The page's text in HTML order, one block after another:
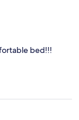
bed!!!